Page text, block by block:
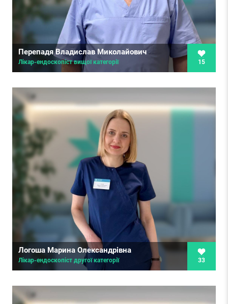
15
Перепадя Владислав Миколайович
Лікар-ендоскопіст вищої категорії
33
Логоша Марина Олександрівна
Лікар-ендоскопіст другої категорії